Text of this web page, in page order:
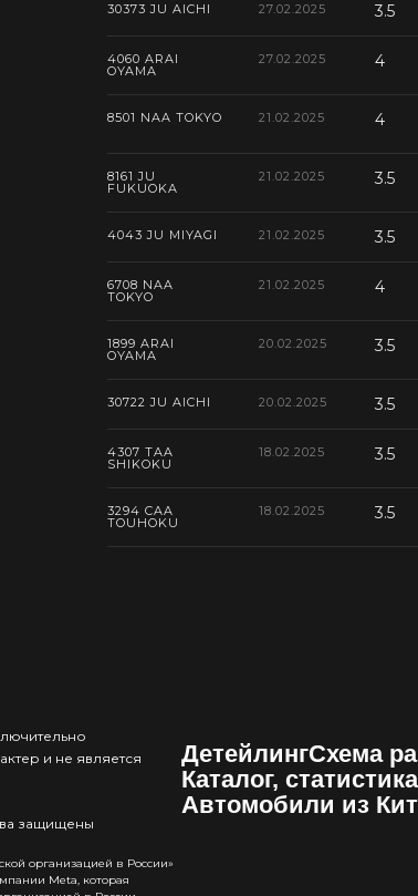
30373 JU AICHI 27.02.2025 3.5
4060 ARAI
OYAMA
27.02.2025 4
8501 NAA TOKYO 21.02.2025 4
8161 JU
FUKUOKA
21.02.2025 3.5
4043 JU MIYAGI 21.02.2025 3.5
6708 NAA
TOKYO
21.02.2025 4
1899 ARAI
OYAMA
20.02.2025 3.5
30722 JU AICHI 20.02.2025 3.5
4307 TAA
SHIKOKU
18.02.2025 3.5
3294 CAA
TOUHOKU
18.02.2025 3.5
и не является
защищены
организацией в России»
Meta, которая
ДетейлингСхема
Каталог, статистика
Автомобили из